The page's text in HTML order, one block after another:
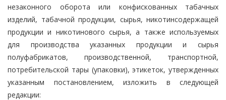
незаконного оборота или конфискованных табачных
изделий, табачной продукции, сырья, никотинсодержащей
продукции и никотинового сырья, а также используемых
для производства указанных продукции и сырья
полуфабрикатов, производственной, транспортной,
потребительской тары (упаковки), этикеток, утвержденных
указанным постановлением, изложить в следующей
редакции: